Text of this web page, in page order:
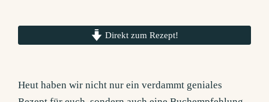
Direkt zum Rezept!
Heut haben wir nicht nur ein verdammt geniales